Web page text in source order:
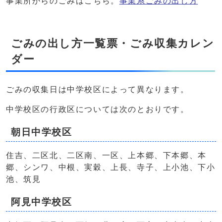
ごみの出し方一覧票・ごみ収集カレン
ダー
ごみの収集日は中学校区によって異なります。
中学校区の行政区については次のとおりです。
朝日中学校区
住吉、二区北、二区南、一区、上本郷、下本郷、本
郷、シンワ、中根、実穀、上長、寺子、上小池、下小
池、筑見
阿見中学校区